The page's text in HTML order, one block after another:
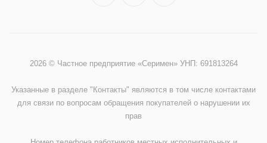
2026 © Частное предприятие «Серимен» УНП: 691813264
Указанные в разделе "Контакты" являются в том числе контактами
для связи по вопросам обращения покупателей о нарушении их
прав